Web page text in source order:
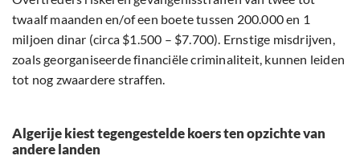
twaalf maanden en/of een boete tussen 200.000 en 1
miljoen dinar (circa $1.500 – $7.700). Ernstige misdrijven,
zoals georganiseerde financiële criminaliteit, kunnen leiden
tot nog zwaardere straffen.
Algerije kiest tegengestelde koers ten opzichte van
andere landen